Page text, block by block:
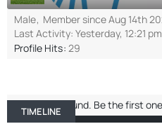
Male Member since Aug 14th
Last Activity: Yesterday, 12:21 pm
Profile Hits 29
TIMELINE ABOUT ME
No entries found. Be the first